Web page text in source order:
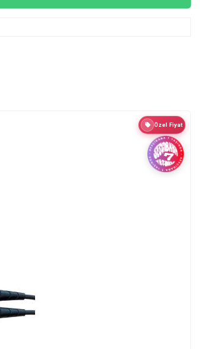
Özel Fiyat